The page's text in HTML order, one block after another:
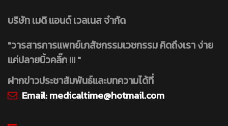
บริษัท เมดิ แอนด์ เวลเนส จำกัด
"วารสารการแพทย์เภสัชกรรมเวชกรรม คิดถึงเรา ง่าย
แค่ปลายนิ้วคลิ๊ก !!! "
ฝากข่าวประชาสัมพันธ์และบทความได้ที่
Email:medicaltime@hotmail.com